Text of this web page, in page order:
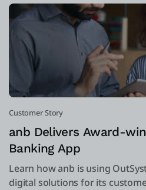
experiences for customers.
Customer Story
anb Delivers Award-
Banking App
Learn how anb is using
digital solutions for its